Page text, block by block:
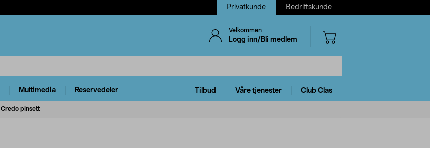
Privatkunde Bedriftskunde
Velkommen
Logg inn/Bli medlem
Multimedia Reservedeler Tilbud Våre tjenester Club Clas
Credo pinsett